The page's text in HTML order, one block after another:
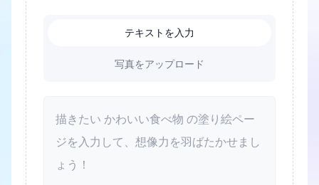
テキストを入力
写真をアップロード